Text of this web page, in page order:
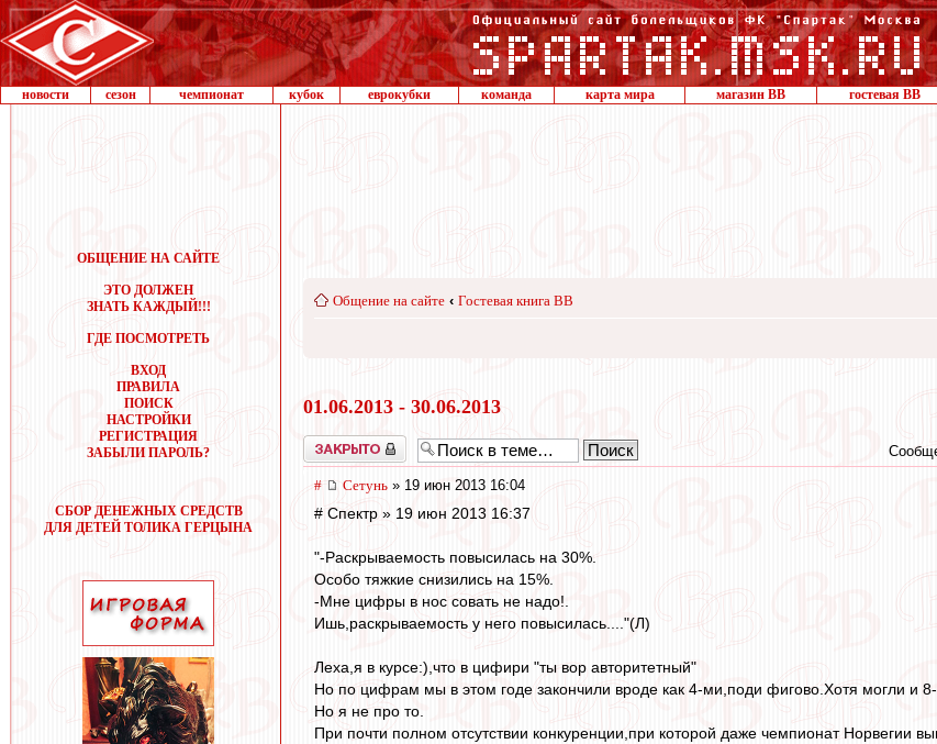
новости сезон чемпионат кубок еврокубки команда карта мира магазин ВВ гостевая ВВ
ОБЩЕНИЕ НА САЙТЕ
ЭТО ДОЛЖЕН
ЗНАТЬ КАЖДЫЙ!!!
ГДЕ ПОСМОТРЕТЬ
ВХОД
ПРАВИЛА
ПОИСК
НАСТРОЙКИ
РЕГИСТРАЦИЯ
ЗАБЫЛИ ПАРОЛЬ?
СБОР ДЕНЕЖНЫХ СРЕДСТВ
ДЛЯ ДЕТЕЙ ТОЛИКА ГЕРЦЫНА
Общение на сайте ‹ Гостевая книга ВВ
01.06.2013 - 30.06.2013
Закрыто
# Сетунь » 19 июн 2013 16:04
# Спектр » 19 июн 2013 16:37
"-Раскрываемость повысилась на 30%.
Особо тяжкие снизились на 15%.
-Мне цифры в нос совать не надо!.
Ишь,раскрываемость у него повысилась...."(Л)
Леха,я в курсе:),что в цифири "ты вор авторитетный"
Но по цифрам мы в этом годе закончили вроде как 4-ми,поди фигово.Хотя могли и
Но я не про то.
При почти полном отсутствии конкуренции,при которой даже чемпионат Норвегии